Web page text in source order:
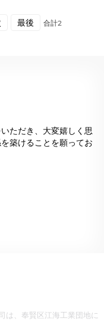
最後 合計2
ただき、大変嬉しく思
築けることを願ってお
は、奉賢区江海工業団地に